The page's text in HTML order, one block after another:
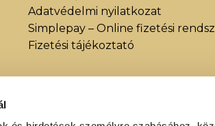
Adatvédelmi nyilatkozat
Simplepay – Online fizetési
Fizetési tájékoztató